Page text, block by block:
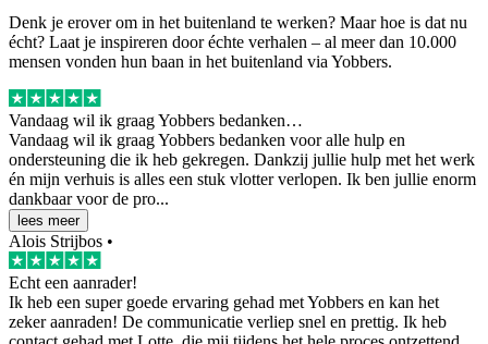
Denk je erover om in het buitenland te werken? Maar hoe is dat nu
écht? Laat je inspireren door échte verhalen – al meer dan 10.000
mensen vonden hun baan in het buitenland via Yobbers.
Vandaag wil ik graag Yobbers bedanken…
Vandaag wil ik graag Yobbers bedanken voor alle hulp en
ondersteuning die ik heb gekregen. Dankzij jullie hulp met het werk
én mijn verhuis is alles een stuk vlotter verlopen. Ik ben jullie enorm
dankbaar voor de pro...
lees meer
Alois Strijbos •
Echt een aanrader!
Ik heb een super goede ervaring gehad met Yobbers en kan het
zeker aanraden! De communicatie verliep snel en prettig. Ik heb